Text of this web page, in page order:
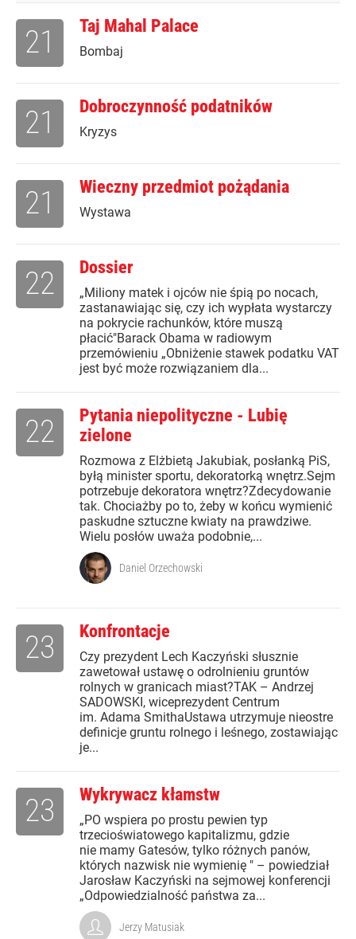
Taj Mahal Palace
Bombaj
21
Dobroczynność podatników
Kryzys
21
Wieczny przedmiot pożądania
Wystawa
21
Dossier
„Miliony matek i ojców nie śpią po nocach,
zastanawiając się, czy ich wypłata wystarczy
na pokrycie rachunków, które muszą
płacić"Barack Obama w radiowym
przemówieniu „Obniżenie stawek podatku VAT
jest być może rozwiązaniem dla...
22
Pytania niepolityczne - Lubię
zielone
Rozmowa z Elżbietą Jakubiak, posłanką PiS,
byłą minister sportu, dekoratorką wnętrz.Sejm
potrzebuje dekoratora wnętrz?Zdecydowanie
tak. Chociażby po to, żeby w końcu wymienić
paskudne sztuczne kwiaty na prawdziwe.
Wielu posłów uważa podobnie,...
22
Daniel Orzechowski
Konfrontacje
Czy prezydent Lech Kaczyński słusznie
zawetował ustawę o odrolnieniu gruntów
rolnych w granicach miast?TAK – Andrzej
SADOWSKI, wiceprezydent Centrum
im. Adama SmithaUstawa utrzymuje nieostre
definicje gruntu rolnego i leśnego, zostawiając
je...
23
Wykrywacz kłamstw
„PO wspiera po prostu pewien typ
trzecioświatowego kapitalizmu, gdzie
nie mamy Gatesów, tylko różnych panów,
których nazwisk nie wymienię " – powiedział
Jarosław Kaczyński na sejmowej konferencji
„Odpowiedzialność państwa za...
23
Jerzy Matusiak